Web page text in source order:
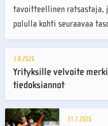
tavoitteellinen ratsastaja,
polulla kohti seuraavaa
3.8.2026
Yrityksille velvoite
tiedoksiannot
31.7.2026